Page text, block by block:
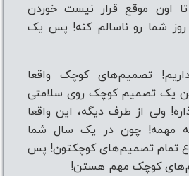
اون‌ موقع قرار نیست خوردن
شما رو ناسالم کنه! پس یک
تصمیم‌های کوچک واقعا
یک تصمیم کوچک روی سلامتی
ولی از طرف دیگه، این واقعا
مهمه! چون در یک سال شما
تمام تصمیم‌های کوچکتون! پس
کوچک مهم هستن!